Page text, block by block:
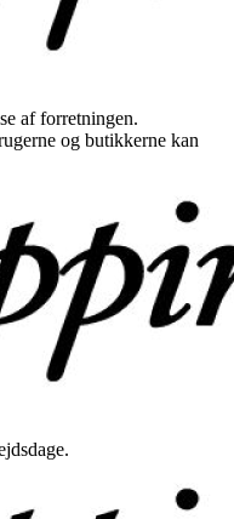
af forretningen.
og butikkerne kan